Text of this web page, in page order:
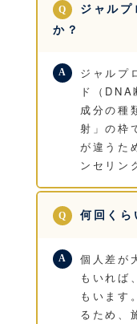
ジャルプ
か？
ジャルプ
ド（
成分の種
射」の枠
が違うた
ンセリン
何回くら
個人差が
もいれば
もいます
るため、